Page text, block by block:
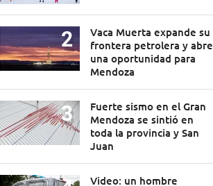
Vaca Muerta expande su
frontera petrolera y abre
una oportunidad para
Mendoza
Fuerte sismo en el Gran
Mendoza se sintió en
toda la provincia y San
Juan
Video: un hombre